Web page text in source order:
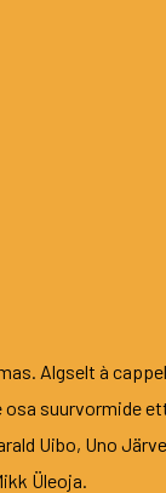
Algselt à
suurvormide
Uibo, Uno
Üleoja.